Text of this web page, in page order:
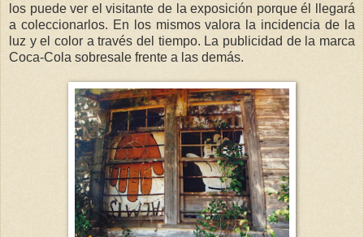
los puede ver el visitante de la exposición porque él llegará
a coleccionarlos. En los mismos valora la incidencia de la
luz y el color a través del tiempo. La publicidad de la marca
Coca-Cola sobresale frente a las demás.